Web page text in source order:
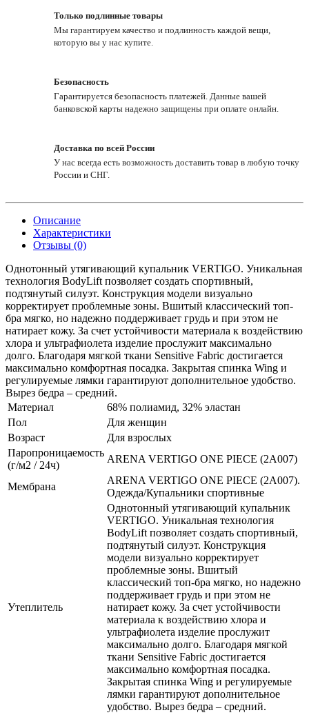
Только подлинные товары
Мы гарантируем качество и подлинность каждой вещи,
которую вы у нас купите.
Безопасность
Гарантируется безопасность платежей. Данные вашей
банковской карты надежно защищены при оплате онлайн.
Доставка по всей России
У нас всегда есть возможность доставить товар в любую точку
России и СНГ.
Описание
Характеристики
Отзывы (0)
Однотонный утягивающий купальник VERTIGO. Уникальная
технология BodyLift позволяет создать спортивный,
подтянутый силуэт. Конструкция модели визуально
корректирует проблемные зоны. Вшитый классический топ-
бра мягко, но надежно поддерживает грудь и при этом не
натирает кожу. За счет устойчивости материала к воздействию
хлора и ультрафиолета изделие прослужит максимально
долго. Благодаря мягкой ткани Sensitive Fabric достигается
максимально комфортная посадка. Закрытая спинка Wing и
регулируемые лямки гарантируют дополнительное удобство.
Вырез бедра – средний.
Материал
68% полиамид, 32% эластан
Пол
Для женщин
Возраст
Для взрослых
Паропроницаемость
(г/м2 / 24ч)
ARENA VERTIGO ONE PIECE (2A007)
Мембрана
ARENA VERTIGO ONE PIECE (2A007).
Одежда/Купальники спортивные
Утеплитель
Однотонный утягивающий купальник
VERTIGO. Уникальная технология
BodyLift позволяет создать спортивный,
подтянутый силуэт. Конструкция
модели визуально корректирует
проблемные зоны. Вшитый
классический топ-бра мягко, но надежно
поддерживает грудь и при этом не
натирает кожу. За счет устойчивости
материала к воздействию хлора и
ультрафиолета изделие прослужит
максимально долго. Благодаря мягкой
ткани Sensitive Fabric достигается
максимально комфортная посадка.
Закрытая спинка Wing и регулируемые
лямки гарантируют дополнительное
удобство. Вырез бедра – средний.